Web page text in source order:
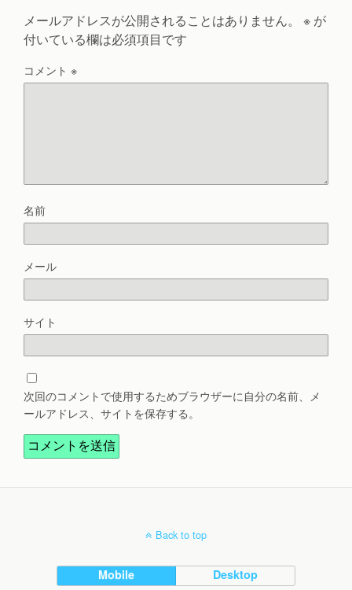
メールアドレスが公開されることはありません。 ※ が
付いている欄は必須項目です
コメント ※
名前
メール
サイト
次回のコメントで使用するためブラウザーに自分の名前、メ
ールアドレス、サイトを保存する。
Back to top
Mobile Desktop